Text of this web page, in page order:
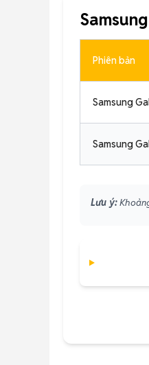
Phiên bản
Samsung
Samsung
Lưu ý: